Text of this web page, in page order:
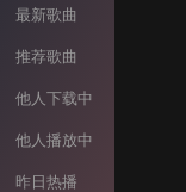
最新歌曲
推荐歌曲
他人下载中
他人播放中
昨日热播